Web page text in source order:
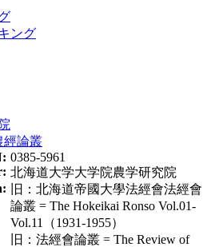
ング
經論叢
0385-5961
北海道大学大学院農学研究院
旧：北海道帝國大學法經會法經會
論叢 = The Hokeikai Ronso Vol.01-
Vol.11（1931-1955）
旧：法經會論叢 = The Review of